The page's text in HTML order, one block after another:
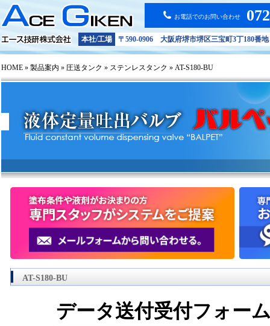
お電話でのお問い合わせ
本社/工場 〒590-0906 大阪府堺市堺区三宝町3丁180番地
HOME » 製品案内 » 圧送タンク » ステンレスタンク » AT-S180-BU
AT-S180-BU
データ送付受付フォー
プライバシーポリシー
サイトポリシー
お問い合わせ